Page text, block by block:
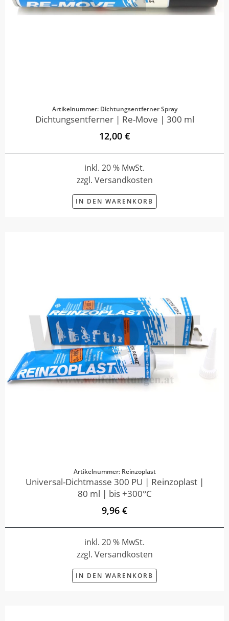
Artikelnummer: Dichtungsentferner Spray
Dichtungsentferner | Re-Move | 300 ml
12,00 €
inkl. 20 % MwSt.
zzgl. Versandkosten
IN DEN WARENKORB
Artikelnummer: Reinzoplast
Universal-Dichtmasse 300 PU | Reinzoplast |
80 ml | bis +300°C
9,96 €
inkl. 20 % MwSt.
zzgl. Versandkosten
IN DEN WARENKORB